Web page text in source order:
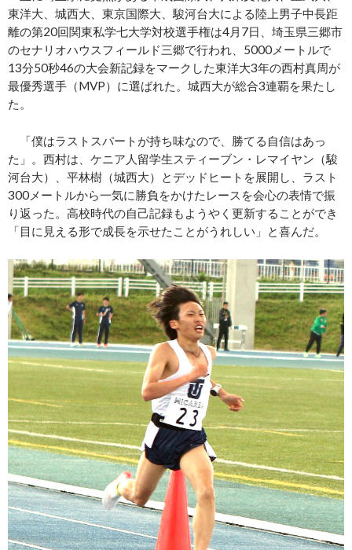
東洋大、城西大、東京国際大、駿河台大による陸上男子中長距
離の第20回関東私学七大学対校選手権は4月7日、埼玉県三郷市
のセナリオハウスフィールド三郷で行われ、5000メートルで
13分50秒46の大会新記録をマークした東洋大3年の西村真周が
最優秀選手（MVP）に選ばれた。城西大が総合3連覇を果たし
た。
「僕はラストスパートが持ち味なので、勝てる自信はあっ
た」。西村は、ケニア人留学生スティーブン・レマイヤン（駿
河台大）、平林樹（城西大）とデッドヒートを展開し、ラスト
300メートルから一気に勝負をかけたレースを会心の表情で振
り返った。高校時代の自己記録もようやく更新することができ
「目に見える形で成長を示せたことがうれしい」と喜んだ。